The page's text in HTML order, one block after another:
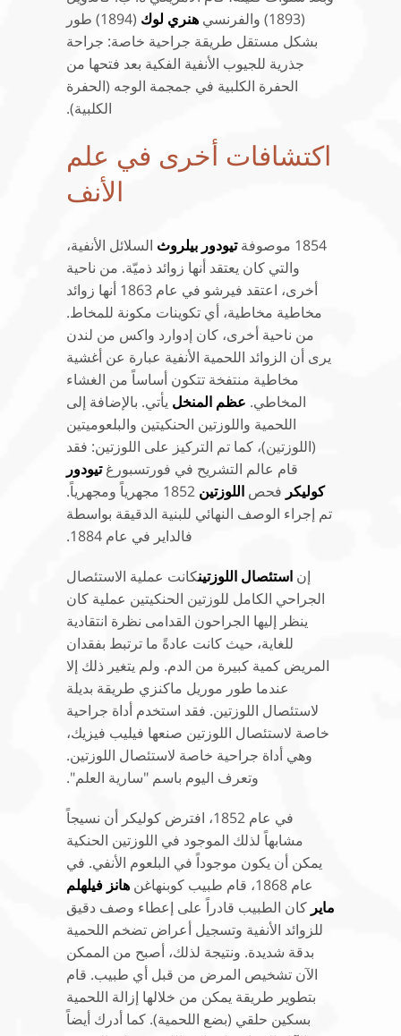
(1893) والفرنسي
هنري لوك
(1894) طور
بشكل مستقل طريقة جراحية خاصة: جراحة
جذرية للجيوب الأنفية الفكية بعد فتحها من
الحفرة الكلبية في جمجمة الوجه (الحفرة
الكلبية).
اكتشافات أخرى في علم
الأنف
1854 موصوفة تيودور بيلروث السلائل الأنفية،
والتي كان يعتقد أنها زوائد ذميّة. من ناحية
أخرى، اعتقد فيرشو في عام 1863 أنها زوائد
مخاطية مخاطية، أي تكوينات مكونة للمخاط.
من ناحية أخرى، كان إدوارد واكس من لندن
يرى أن الزوائد اللحمية الأنفية عبارة عن أغشية
مخاطية منتفخة تتكون أساساً من الغشاء
المخاطي. عظم المنخل يأتي. بالإضافة إلى
اللحمية واللوزتين الحنكيتين والبلعوميتين
(اللوزتين)، كما تم التركيز على اللوزتين: فقد
قام عالم التشريح في فورتسبورغتيودور
كوليكر فحص اللوزتين
1852 مجهرياً ومجهرياً.
تم إجراء الوصف النهائي للبنية الدقيقة بواسطة
فالداير في عام 1884.
إن استئصال اللوزتينكانت عملية الاستئصال
الجراحي الكامل للوزتين الحنكيتين عملية كان
ينظر إليها الجراحون القدامى نظرة انتقادية
للغاية، حيث كانت عادةً ما ترتبط بفقدان
المريض كمية كبيرة من الدم. ولم يتغير ذلك إلا
عندما طور موريل ماكنزي طريقة بديلة
لاستئصال اللوزتين. فقد استخدم أداة جراحية
خاصة لاستئصال اللوزتين صنعها فيليب فيزيك،
وهي أداة جراحية خاصة لاستئصال اللوزتين.
وتعرف اليوم باسم "سارية العلم".
في عام 1852، افترض كوليكر أن نسيجاً
مشابهاً لذلك الموجود في اللوزتين الحنكية
يمكن أن يكون موجوداً في البلعوم الأنفي. في
عام 1868، قام طبيب كوبنهاغن
هانز فيلهلم
ماير كان الطبيب قادراً على إعطاء وصف دقيق
للزوائد الأنفية وتسجيل أعراض تضخم اللحمية
بدقة شديدة. ونتيجة لذلك، أصبح من الممكن
الآن تشخيص المرض من قبل أي طبيب. قام
بتطوير طريقة يمكن من خلالها إزالة اللحمية
بسكين حلقي (بضع اللحمية). كما أدرك أيضاً